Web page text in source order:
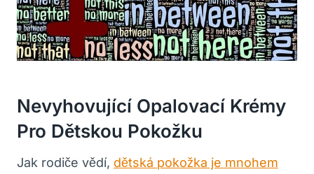
Nevyhovující Opalovací Krémy
Pro Dětskou Pokožku
Jak rodiče vědí, dětská pokožka je mnohem